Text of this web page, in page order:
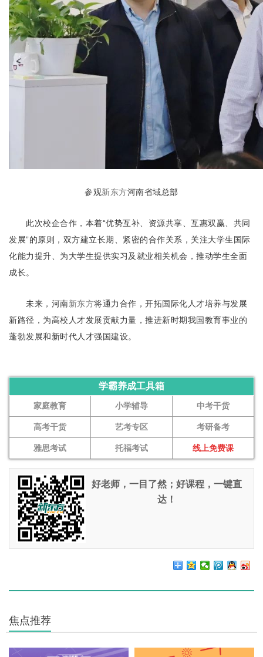
参观新东方河南省域总部
此次校企合作，本着“优势互补、资源共享、互惠双赢、共同
发展”的原则，双方建立长期、紧密的合作关系，关注大学生国际
化能力提升、为大学生提供实习及就业相关机会，推动学生全面
成长。
未来，河南新东方将通力合作，开拓国际化人才培养与发展
新路径，为高校人才发展贡献力量，推进新时期我国教育事业的
蓬勃发展和新时代人才强国建设。
学霸养成工具箱
家庭教育 小学辅导 中考干货
高考干货 艺考专区 考研备考
雅思考试 托福考试 线上免费课
好老师，一目了然；好课程，一键直
达！
焦点推荐